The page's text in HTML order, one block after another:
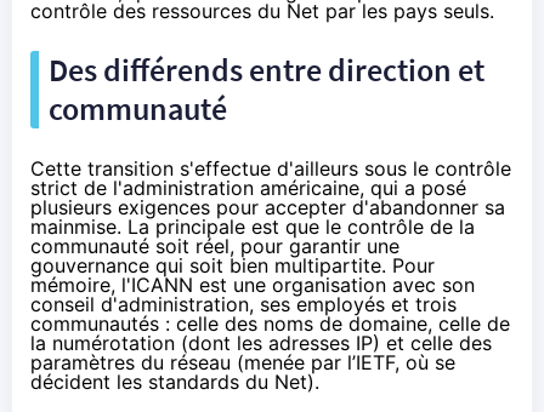
contrôle des ressources du Net par les pays seuls.
Des différends entre direction et
communauté
Cette transition s'effectue d'ailleurs sous le contrôle
strict de l'administration américaine, qui a posé
plusieurs exigences pour accepter d'abandonner sa
mainmise. La principale est que le contrôle de la
communauté soit réel, pour garantir une
gouvernance qui soit bien multipartite. Pour
mémoire, l'ICANN est une organisation avec son
conseil d'administration, ses employés et trois
communautés : celle des noms de domaine, celle de
la numérotation (dont les adresses IP) et celle des
paramètres du réseau (menée par l’IETF, où se
décident les standards du Net).